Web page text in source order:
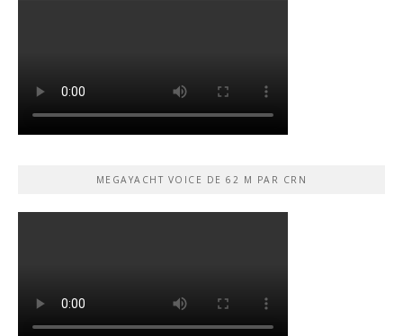
MEGAYACHT VOICE DE 62 M PAR CRN